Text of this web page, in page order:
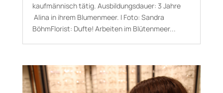
kaufmännisch tätig. Aus­bildungs­dauer: 3 Jahre
Alina in ihrem Blumenmeer. I Foto: Sandra
BöhmFlorist: Dufte! Arbeiten im Blütenmeer...